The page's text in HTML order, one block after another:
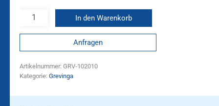
In den Warenkorb
Anfragen
Artikelnummer: GRV-102010
Kategorie: Grevinga